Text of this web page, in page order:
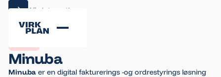
Alle integrationer
Alle integrationer
Minuba
Minuba er en digital fakturerings -og ordrestyrings løsning